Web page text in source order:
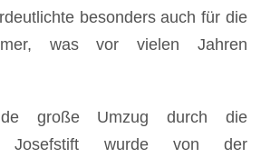
besonders auch für die
was vor vielen Jahren
große Umzug durch die
Josefstift wurde von der